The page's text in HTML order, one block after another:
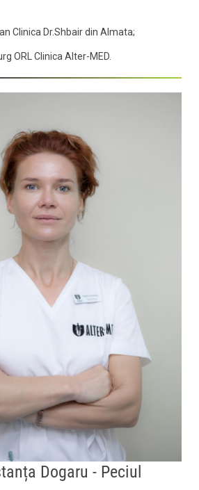
Clinica Dr.Shbair din Almata;
ORL Clinica Alter-MED.
Dogaru - Peciul